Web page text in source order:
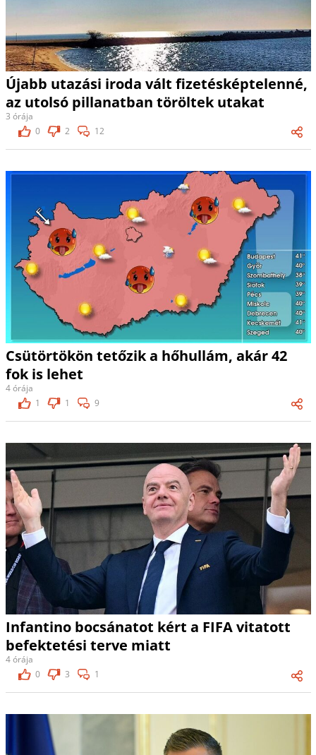
Újabb utazási iroda vált fizetésképtelenné,
az utolsó pillanatban töröltek utakat
3 órája
0
2 12
Csütörtökön tetőzik a hőhullám, akár 42
fok is lehet
4 órája
1
1 9
Infantino bocsánatot kért a FIFA vitatott
befektetési terve miatt
4 órája
0
3 1